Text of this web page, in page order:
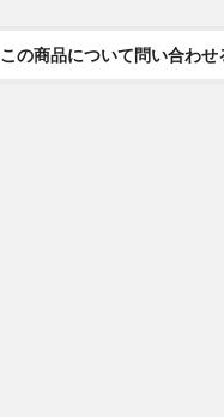
この商品について問い合わせ